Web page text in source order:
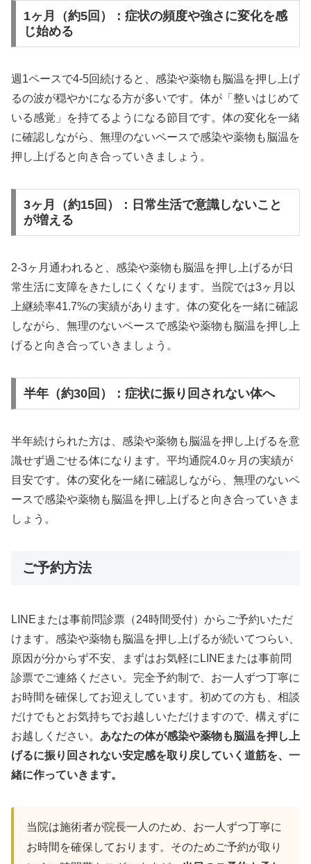
1ヶ月（約5回）：症状の頻度や強さに変化を感
じ始める
週1ペースで4-5回続けると、感染や薬物も脳温を押し上げ
るの波が穏やかになる方が多いです。体が「整いはじめて
いる感覚」を持てるようになる節目です。体の変化を一緒
に確認しながら、無理のないペースで感染や薬物も脳温を
押し上げると向き合っていきましょう。
3ヶ月（約15回）：日常生活で意識しないこと
が増える
2-3ヶ月通われると、感染や薬物も脳温を押し上げるが日
常生活に支障をきたしにくくなります。当院では3ヶ月以
上継続率41.7%の実績があります。体の変化を一緒に確認
しながら、無理のないペースで感染や薬物も脳温を押し上
げると向き合っていきましょう。
半年（約30回）：症状に振り回されない体へ
半年続けられた方は、感染や薬物も脳温を押し上げるを意
識せず過ごせる体になります。平均通院4.0ヶ月の実績が
目安です。体の変化を一緒に確認しながら、無理のないペ
ースで感染や薬物も脳温を押し上げると向き合っていきま
しょう。
ご予約方法
LINEまたは事前問診票（24時間受付）からご予約いただ
けます。感染や薬物も脳温を押し上げるが続いてつらい、
原因が分からず不安、まずはお気軽にLINEまたは事前問
診票でご連絡ください。完全予約制で、お一人ずつ丁寧に
お時間を確保してお迎えしています。初めての方も、相談
だけでもとお気持ちでお越しいただけますので、構えずに
お越しください。 あなたの体が感染や薬物も脳温を押し上
げるに振り回されない安定感を取り戻していく道筋を、一
緒に作っていきます。
当院は施術者が院長一人のため、お一人ずつ丁寧に
お時間を確保しております。そのためご予約が取り